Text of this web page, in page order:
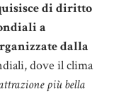
di diritto
a
dalla
dove il clima
più bella